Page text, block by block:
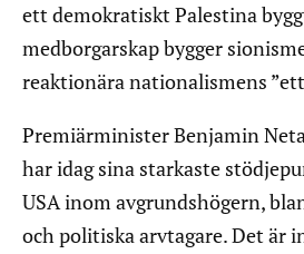
ett demokratiskt Palestina
medborgarskap bygger
reaktionära nationalismens
Premiärminister Benjamin
har idag sina starkaste
USA inom avgrundshögern,
och politiska arvtagare. Det är